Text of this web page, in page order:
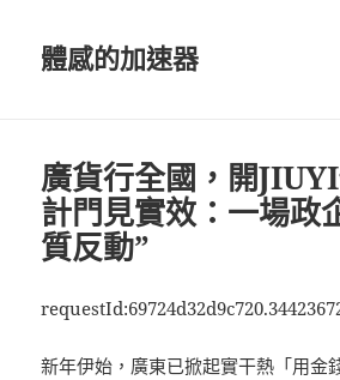
體感的加速器
廣貨行全國，開
計門見實效：一場政
質反動”
新年伊始，廣東已掀起實干熱「用金